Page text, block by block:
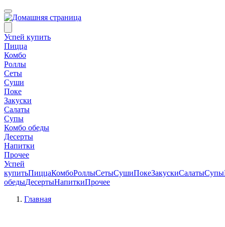
Успей купить
Пицца
Комбо
Роллы
Сеты
Суши
Поке
Закуски
Салаты
Супы
Комбо обеды
Десерты
Напитки
Прочее
Успей
купитьПиццаКомбоРоллыСетыСушиПокеЗакускиСалатыСупы
обедыДесертыНапиткиПрочее
Главная